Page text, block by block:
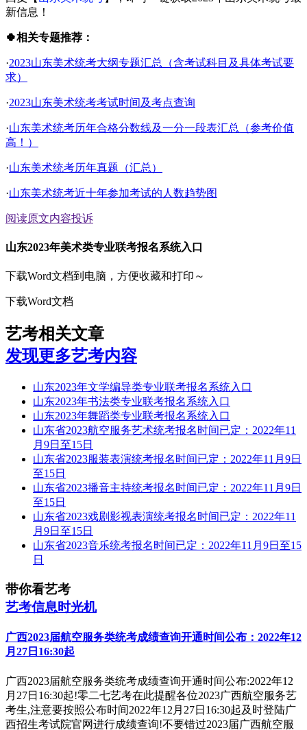
新信息！
🍀相关专题推荐：
·2023山东美术统考大纲专题汇总（含考试科目及具体考试要
求）
·2023山东美术统考考试时间及考点查询
·山东美术统考历年合格分数线及一分一段表汇总（参考价值
高！）
·山东美术统考历年真题（汇总）
·山东美术统考近十年参加考试的人数趋势图
阅读原文内容投诉
山东2023年美术类专业联考报名系统入口
下载Word文档到电脑，方便收藏和打印～
下载Word文档
艺考相关文章
发现更多艺考内容
山东2023年文学编导类专业联考报名系统入口
山东2023年书法类专业联考报名系统入口
山东2023年舞蹈类专业联考报名系统入口
山东省2023航空服务艺术统考报名时间已定：2022年11
月9日至15日
山东省2023服装表演统考报名时间已定：2022年11月9日
至15日
山东省2023播音主持统考报名时间已定：2022年11月9日
至15日
山东省2023戏剧影视表演统考报名时间已定：2022年11
月9日至15日
山东省2023音乐统考报名时间已定：2022年11月9日至15
日
带你看艺考
艺考信息时光机
广西2023届航空服务类统考成绩查询开通时间公布：2022年12
月27日16:30起
广西2023届航空服务类统考成绩查询开通时间公布:2022年12
月27日16:30起!零二七艺考在此提醒各位2023广西航空服务艺
考生,注意要按照公布时间2022年12月27日16:30起及时登陆广
西招生考试院官网进行成绩查询!不要错过2023届广西航空服